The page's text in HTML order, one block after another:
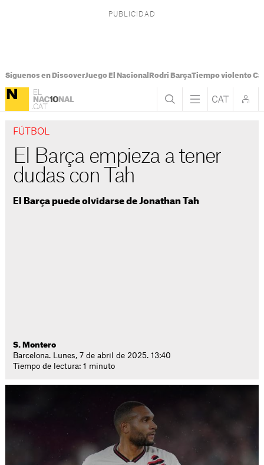
Síguenos en DiscoverJuego El Nacional Rodri BarçaTiempo violento
FÚTBOL
El Barça empieza a tener
dudas con Tah
El Barça puede olvidarse de Jonathan Tah
S. Montero
Barcelona. Lunes, 7 de abril de 2025. 13:40
Tiempo de lectura: 1 minuto